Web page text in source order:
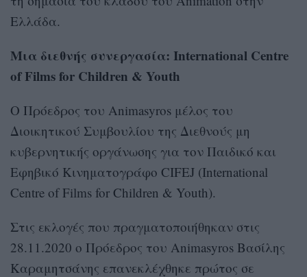
Ελλάδα.
Μια διεθνής συνεργασία: International Centre
of Films for Children & Youth
Ο Πρόεδρος του Animasyros μέλος του
Διοικητικού Συμβουλίου της Διεθνούς μη
κυβερνητικής οργάνωσης για τον Παιδικό και
Εφηβικό Κινηματογράφο CIFEJ (International
Centre of Films for Children & Youth).
Στις εκλογές που πραγματοποιήθηκαν στις
28.11.2020 ο Πρόεδρος του Animasyros Βασίλης
Καραμητσάνης επανεκλέχθηκε πρώτος σε